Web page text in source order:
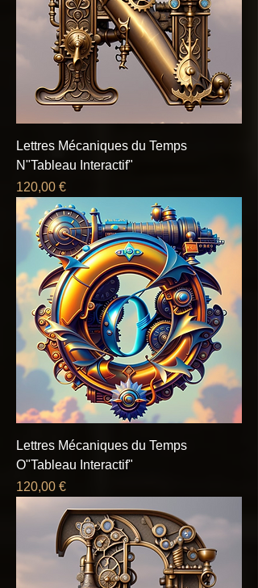
Lettres Mécaniques du Temps
N"Tableau Interactif"
Prix
120,00 €
Lettres Mécaniques du Temps
O"Tableau Interactif"
Prix
120,00 €